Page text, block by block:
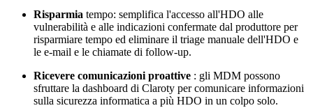
Risparmia tempo: semplifica l'accesso all'HDO alle
vulnerabilità e alle indicazioni confermate dal produttore per
risparmiare tempo ed eliminare il triage manuale dell'HDO e
le e-mail e le chiamate di follow-up.
Ricevere comunicazioni proattive : gli MDM possono
sfruttare la dashboard di Claroty per comunicare informazioni
sulla sicurezza informatica a più HDO in un colpo solo.